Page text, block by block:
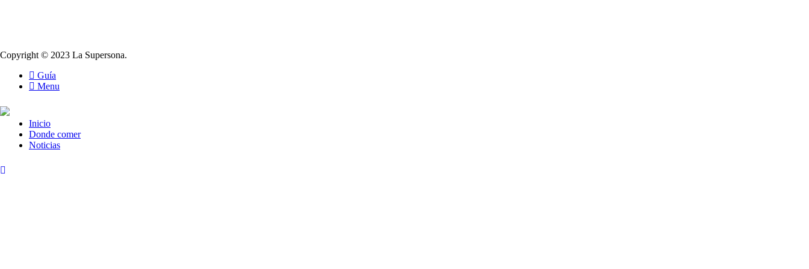
Copyright © 2023 La Supersona.
Guía
Menu
Inicio
Donde comer
Noticias